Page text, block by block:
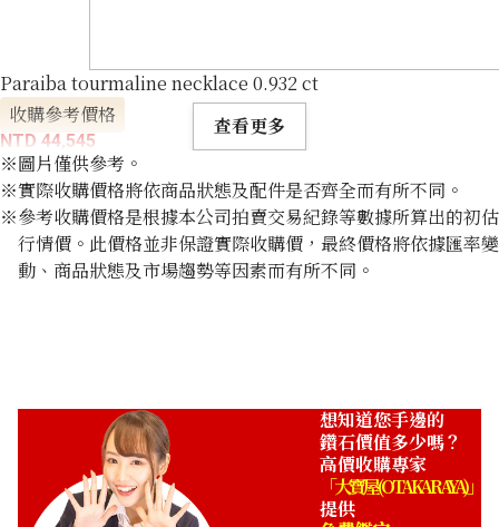
Paraiba tourmaline necklace 0.932 ct
收購參考價格
NTD 44,545
查看更多
※圖片僅供參考。
※實際收購價格將依商品狀態及配件是否齊全而有所不同。
※參考收購價格是根據本公司拍賣交易紀錄等數據所算出的初估
行情價。此價格並非保證實際收購價，最終價格將依據匯率變
動、商品狀態及市場趨勢等因素而有所不同。
想知道您手邊的
鑽石價值多少嗎？
高價收購專家
「大寶屋 (OTAKARAYA)」
提供